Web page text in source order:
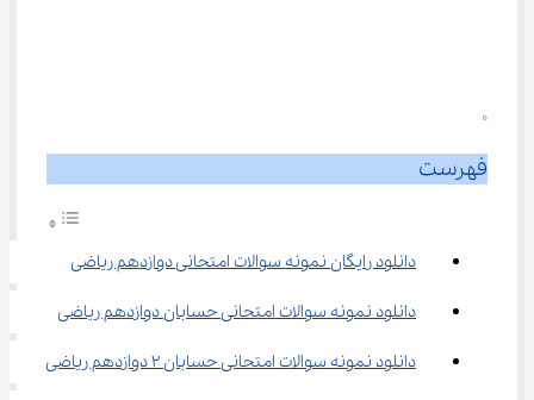
0
فهرست
دانلود رایگان نمونه سوالات امتحانی دوازدهم ریاضی
دانلود نمونه سوالات امتحانی حسابان دوازدهم ریاضی
دانلود نمونه سوالات امتحانی حسابان 2 دوازدهم ریاضی